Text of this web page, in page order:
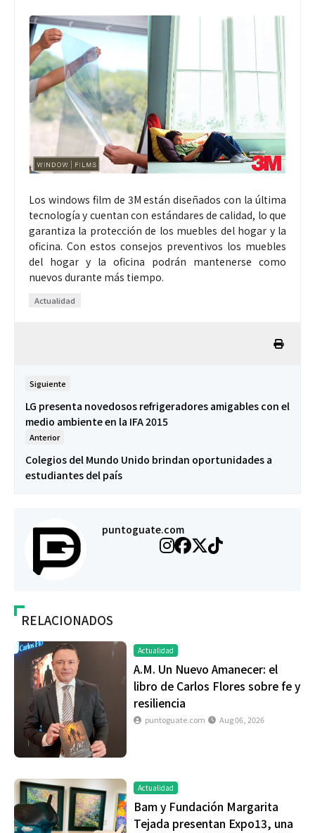
Los windows film de 3M están diseñados con la última
tecnología y cuentan con estándares de calidad, lo que
garantiza la protección de los muebles del hogar y la
oficina. Con estos consejos preventivos los muebles
del hogar y la oficina podrán mantenerse como
nuevos durante más tiempo.
Actualidad
Siguiente
LG presenta novedosos refrigeradores amigables con el
medio ambiente en la IFA 2015
Anterior
Colegios del Mundo Unido brindan oportunidades a
estudiantes del país
puntoguate.com
RELACIONADOS
Actualidad
A.M. Un Nuevo Amanecer: el
libro de Carlos Flores sobre fe y
resiliencia
puntoguate.com Aug 06, 2026
Actualidad
Bam y Fundación Margarita
Tejada presentan Expo13, una